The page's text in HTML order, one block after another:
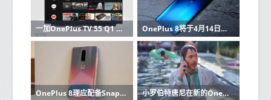
一加OnePlus TV 55 Q1 Pro长期审查 OnePlus 8将于4月14日发布
OnePlus 8理应配备Snapdragon 765处理器并且价格较低 小罗伯特唐尼在新的OnePlus 8 Pro促销视频中担任主角